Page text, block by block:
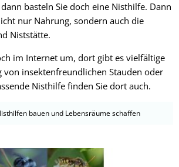
basteln Sie doch eine Nisthilfe. Dann
nur Nahrung, sondern auch die
Niststätte.
im Internet um, dort gibt es vielfältige
von insektenfreundlichen Stauden oder
Nisthilfe finden Sie dort auch.
bauen und Lebensräume schaffen